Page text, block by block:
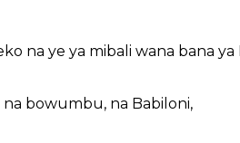
na ye ya mibali wana bana
na bowumbu, na Babiloni,